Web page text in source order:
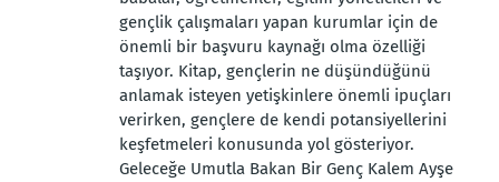
gençlik çalışmaları yapan kurumlar için de
önemli bir başvuru kaynağı olma özelliği
taşıyor. Kitap, gençlerin ne düşündüğünü
anlamak isteyen yetişkinlere önemli ipuçları
verirken, gençlere de kendi potansiyellerini
keşfetmeleri konusunda yol gösteriyor.
Geleceğe Umutla Bakan Bir Genç Kalem Ayşe